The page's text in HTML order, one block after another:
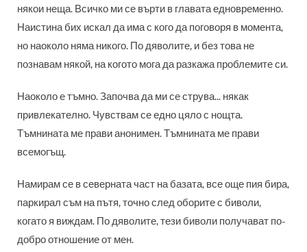
някои неща. Всичко ми се върти в главата едновременно.
Наистина бих искал да има с кого да поговоря в момента,
но наоколо няма никого. По дяволите, и без това не
познавам някой, на когото мога да разкажа проблемите си.
Наоколо е тъмно. Започва да ми се струва... някак
привлекателно. Чувствам се едно цяло с нощта.
Тъмнината ме прави анонимен. Тъмнината ме прави
всемогъщ.
Намирам се в северната част на базата, все още пия бира,
паркирал съм на пътя, точно след оборите с биволи,
когато я виждам. По дяволите, тези биволи получават по-
добро отношение от мен.